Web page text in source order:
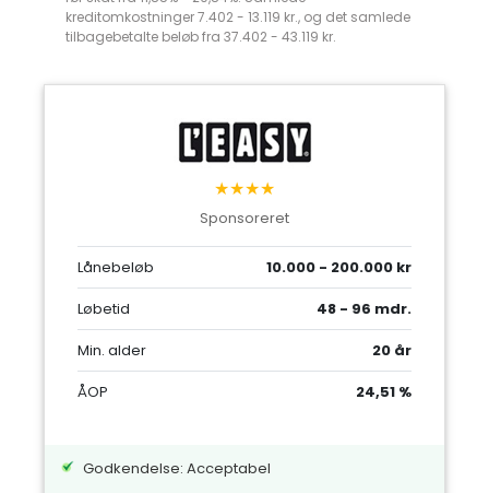
kreditomkostninger 7.402 - 13.119 kr., og det samlede
tilbagebetalte beløb fra 37.402 - 43.119 kr.
★★★★
Sponsoreret
Lånebeløb
10.000 - 200.000 kr
Løbetid
48 - 96 mdr.
Min. alder
20 år
ÅOP
24,51 %
Godkendelse: Acceptabel